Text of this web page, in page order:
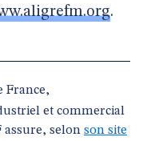
.
France,
et commercial
assure, selon son site